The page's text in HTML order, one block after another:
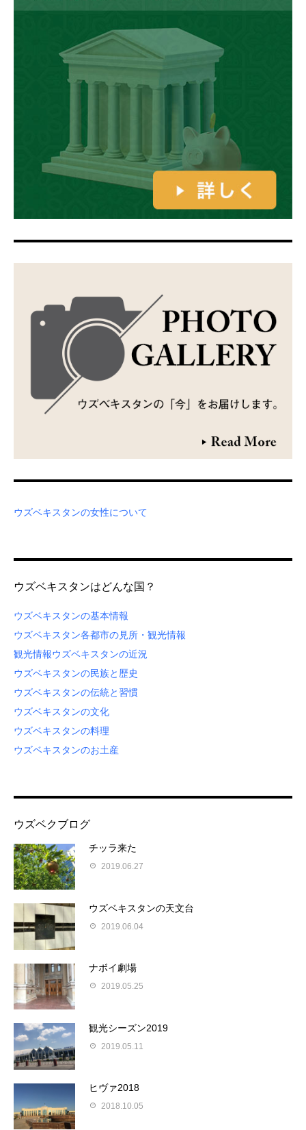
ウズベキスタンの女性について
ウズベキスタンはどんな国？
ウズベキスタンの基本情報
ウズベキスタン各都市の見所・観光情報
観光情報ウズベキスタンの近況
ウズベキスタンの民族と歴史
ウズベキスタンの伝統と習慣
ウズベキスタンの文化
ウズベキスタンの料理
ウズベキスタンのお土産
ウズベクブログ
チッラ来た
2019.06.27
ウズベキスタンの天文台
2019.06.04
ナボイ劇場
2019.05.25
観光シーズン2019
2019.05.11
ヒヴァ2018
2018.10.05